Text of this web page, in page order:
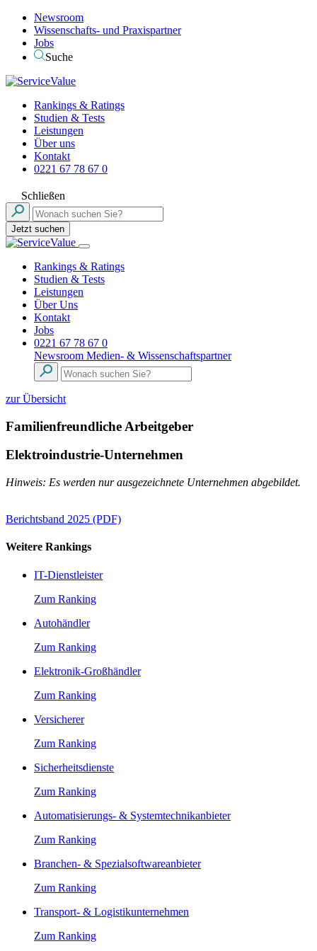
Newsroom
Wissenschafts- und Praxispartner
Jobs
Suche
Rankings & Ratings
Studien & Tests
Leistungen
Über uns
Kontakt
0221 67 78 67 0
Schließen
Jetzt suchen
Rankings & Ratings
Studien & Tests
Leistungen
Über Uns
Kontakt
Jobs
0221 67 78 67 0
Newsroom Medien- & Wissenschaftspartner
zur Übersicht
Familienfreundliche Arbeitgeber
Elektroindustrie-Unternehmen
Hinweis: Es werden nur ausgezeichnete Unternehmen abgebildet.
Berichtsband 2025 (PDF)
Weitere Rankings
IT-Dienstleister
Zum Ranking
Autohändler
Zum Ranking
Elektronik-Großhändler
Zum Ranking
Versicherer
Zum Ranking
Sicherheitsdienste
Zum Ranking
Automatisierungs- & Systemtechnikanbieter
Zum Ranking
Branchen- & Spezialsoftwareanbieter
Zum Ranking
Transport- & Logistikunternehmen
Zum Ranking